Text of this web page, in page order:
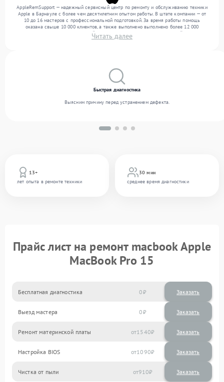
AppleRemSupport — надежный сервисный центр по ремонту и обслуживанию техники
Apple в Барнауле с более чем десятилетним опытом работы. В штате компании — от
10 до 16 мастеров с профессиональной подготовкой. За время работы помощь
оказана свыше 10 000 клиентов, а также выполнено выполнено более 12 000
ремонтов. Ежемесячно в сервисный центр поступает более 300 обращений, включая , ,
. Мы работаем с широким спектром неисправностей и гарантируем высокое качество
Читать далее
13+
лет опыта в ремонте техники
30 мин
среднее время диагностики
Быстрая диагностика
Выясним причину перед устранением дефекта.
Прайс лист на ремонт macbook Apple
MacBook Pro 15
Бесплатная диагностика 0 Заказать
Выезд мастера 0 Заказать
Ремонт материнской платы 1540
Настройка BIOS 1090
Чистка от пыли 910